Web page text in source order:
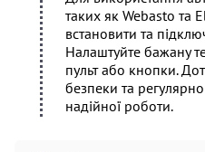
таких як Webasto та
встановити та
Налаштуйте бажану
пульт або кнопки.
безпеки та
надійної роботи.